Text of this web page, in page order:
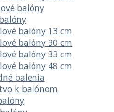
balóny
balóny 13 cm
balóny 30 cm
balóny 33 cm
balóny 48 cm
balenia
k balónom